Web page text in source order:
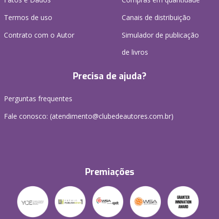
Termos de uso
Contrato com o Autor
Canais de distribuição
Simulador de publicação
de livros
Precisa de ajuda?
Perguntas frequentes
Fale conosco: (atendimento@clubedeautores.com.br)
Premiações